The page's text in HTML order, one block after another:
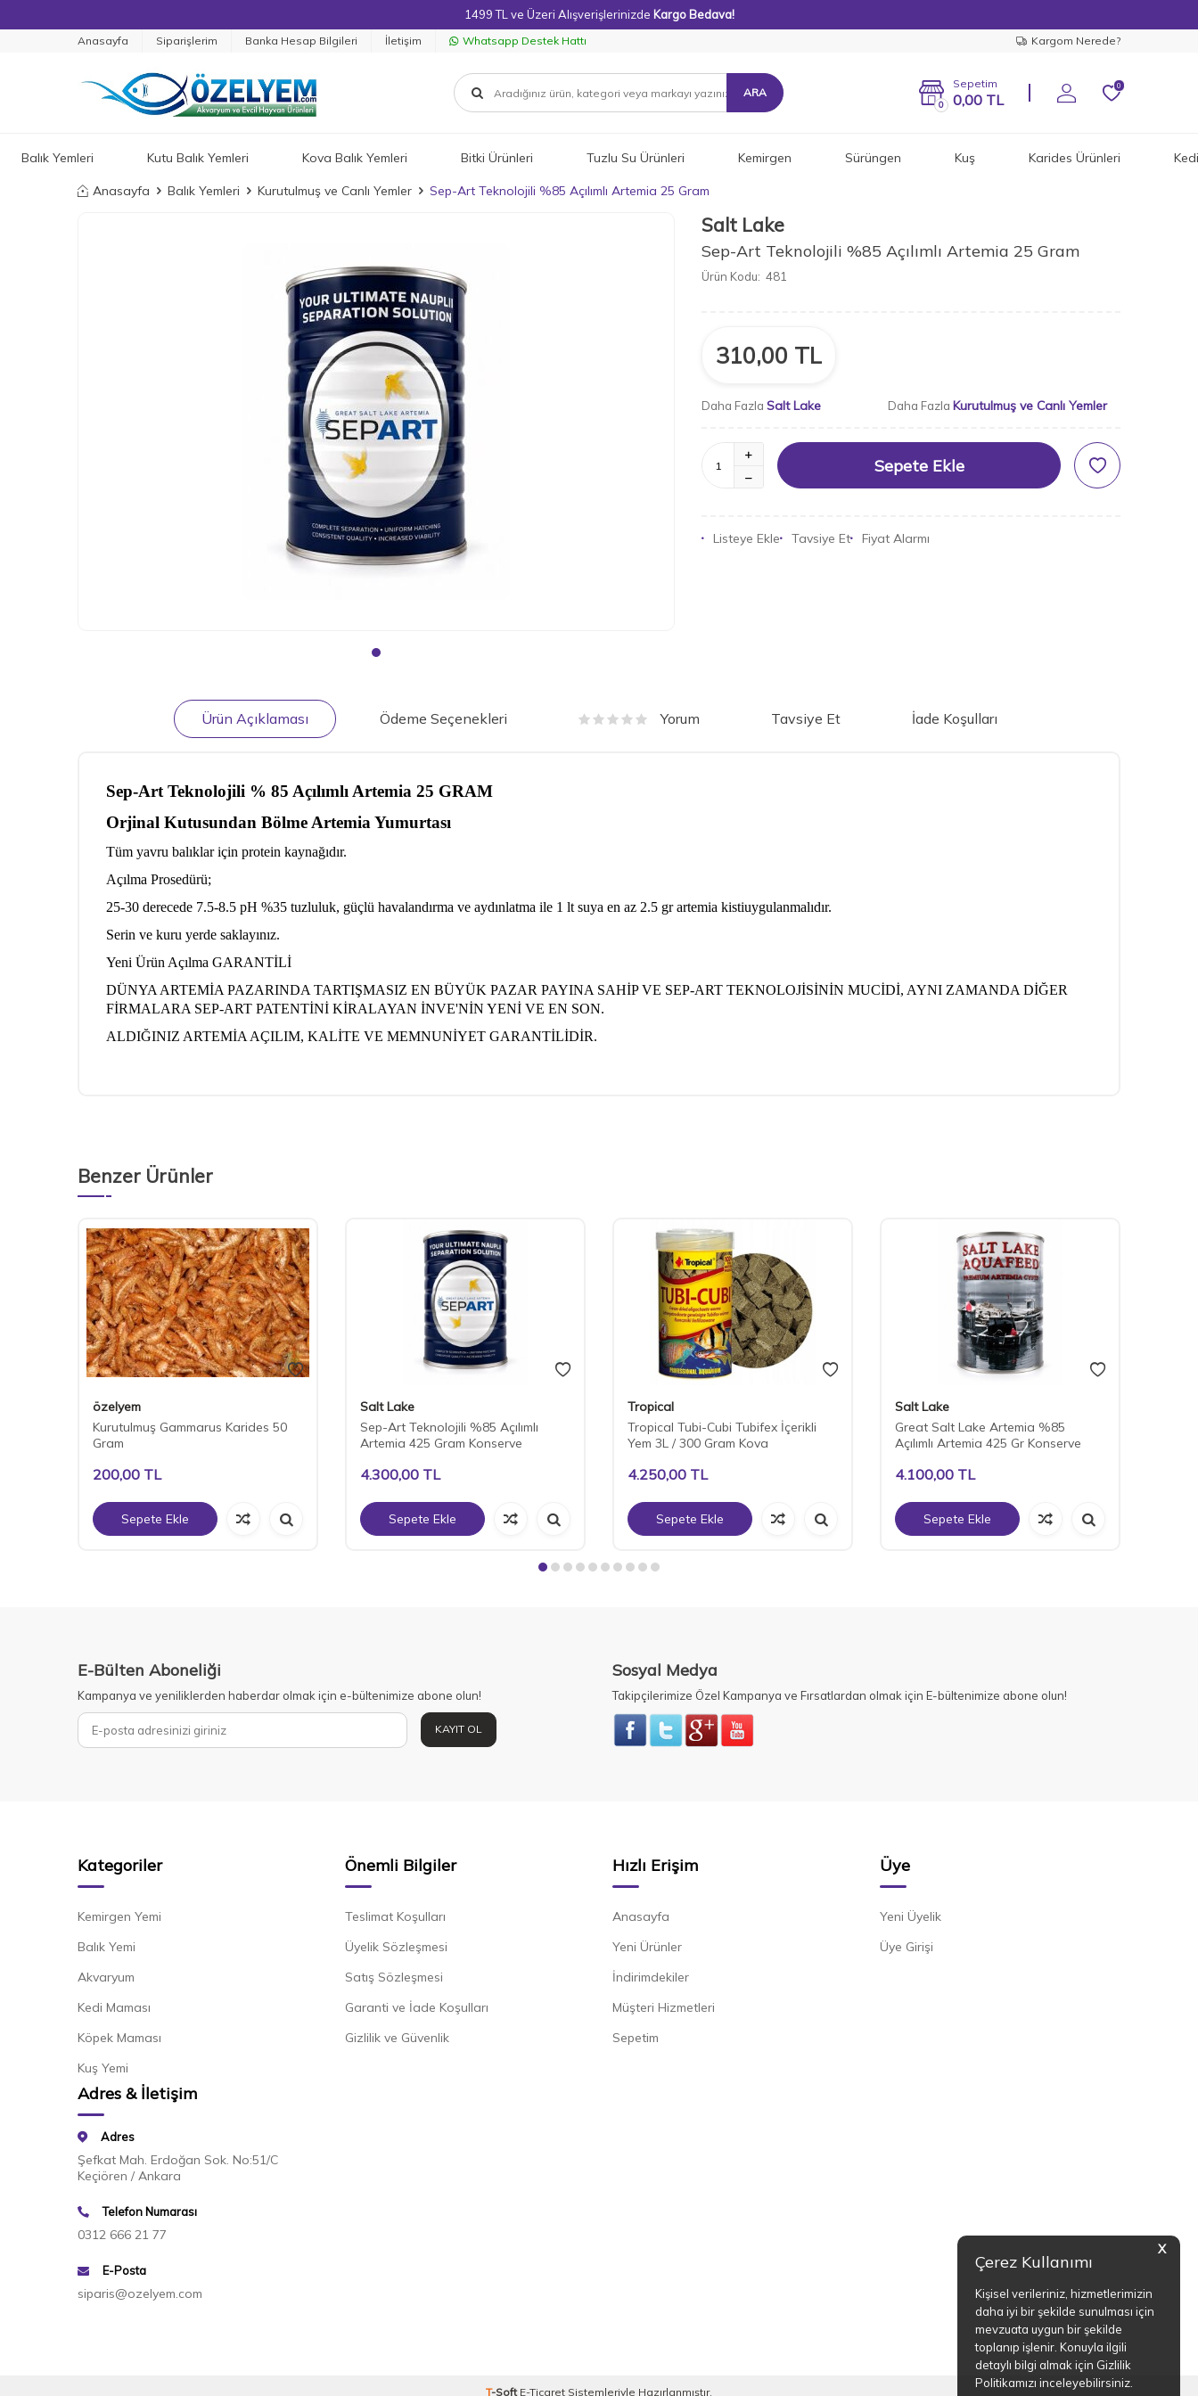
X
Çerez Kullanımı
Kişisel verileriniz, hizmetlerimizin
daha iyi bir şekilde sunulması için
mevzuata uygun bir şekilde
toplanıp işlenir. Konuyla ilgili
detaylı bilgi almak için Gizlilik
Politikamızı inceleyebilirsiniz.
1499 TL ve Üzeri Alışverişlerinizde Kargo Bedava!
Anasayfa Siparişlerim Banka Hesap Bilgileri İletişim Whatsapp Destek Hattı Kargom Nerede?
ARA
0
Sepetim
0,00 TL
0
Balık Yemleri Kutu Balık Yemleri Kova Balık Yemleri Bitki Ürünleri Tuzlu Su Ürünleri Kemirgen Sürüngen Kuş Karides Ürünleri Kedi
Anasayfa Balık Yemleri Kurutulmuş ve Canlı Yemler Sep-Art Teknolojili %85 Açılımlı Artemia 25 Gram
Salt Lake
Sep-Art Teknolojili %85 Açılımlı Artemia 25 Gram
Ürün Kodu: 481
310,00 TL
Daha Fazla Salt Lake Daha Fazla Kurutulmuş ve Canlı Yemler
Sepete Ekle
Listeye Ekle Tavsiye Et Fiyat Alarmı
Ürün Açıklaması Ödeme Seçenekleri Yorum Tavsiye Et İade Koşulları
Sep-Art Teknolojili % 85 Açılımlı Artemia 25 GRAM
Orjinal Kutusundan Bölme Artemia Yumurtası
Tüm yavru balıklar için protein kaynağıdır.
Açılma Prosedürü;
25-30 derecede 7.5-8.5 pH %35 tuzluluk, güçlü havalandırma ve aydınlatma ile 1 lt suya en az 2.5 gr artemia kistiuygulanmalıdır.
Serin ve kuru yerde saklayınız.
Yeni Ürün Açılma GARANTİLİ
DÜNYA ARTEMİA PAZARINDA TARTIŞMASIZ EN BÜYÜK PAZAR PAYINA SAHİP VE SEP-ART TEKNOLOJİSİNİN MUCİDİ, AYNI ZAMANDA DİĞER
FİRMALARA SEP-ART PATENTİNİ KİRALAYAN İNVE'NİN YENİ VE EN SON.
ALDIĞINIZ ARTEMİA AÇILIM, KALİTE VE MEMNUNİYET GARANTİLİDİR.
Benzer Ürünler
özelyem
Kurutulmuş Gammarus Karides 50
Gram
200,00 TL
Sepete Ekle
Salt Lake
Sep-Art Teknolojili %85 Açılımlı
Artemia 425 Gram Konserve
4.300,00 TL
Sepete Ekle
Tropical
Tropical Tubi-Cubi Tubifex İçerikli
Yem 3L / 300 Gram Kova
4.250,00 TL
Sepete Ekle
Salt Lake
Great Salt Lake Artemia %85
Açılımlı Artemia 425 Gr Konserve
4.100,00 TL
Sepete Ekle
E-Bülten Aboneliği
Kampanya ve yeniliklerden haberdar olmak için e-bültenimize abone olun!
KAYIT OL
Sosyal Medya
Takipçilerimize Özel Kampanya ve Fırsatlardan olmak için E-bültenimize abone olun!
Kategoriler
Kemirgen Yemi
Balık Yemi
Akvaryum
Kedi Maması
Köpek Maması
Kuş Yemi
Önemli Bilgiler
Teslimat Koşulları
Üyelik Sözleşmesi
Satış Sözleşmesi
Garanti ve İade Koşulları
Gizlilik ve Güvenlik
Hızlı Erişim
Anasayfa
Yeni Ürünler
İndirimdekiler
Müşteri Hizmetleri
Sepetim
Üye
Yeni Üyelik
Üye Girişi
Adres & İletişim
Adres
Şefkat Mah. Erdoğan Sok. No:51/C
Keçiören / Ankara
Telefon Numarası
0312 666 21 77
E-Posta
siparis@ozelyem.com
T-Soft E-Ticaret Sistemleriyle Hazırlanmıştır.